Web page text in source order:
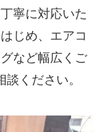
寧に対応いた
じめ、エアコ
など幅広くご
ください。